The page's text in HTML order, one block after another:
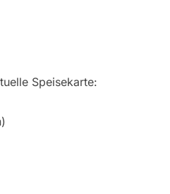
Speisekarte: